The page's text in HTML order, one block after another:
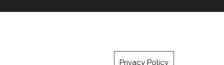
Privacy Policy